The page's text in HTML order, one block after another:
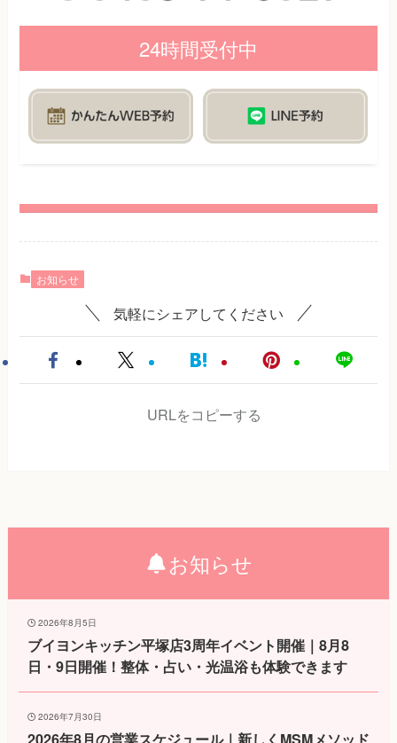
24時間受付中
お知らせ
気軽にシェアしてください
URLをコピーする
お知らせ
2026年8月5日
ブイヨンキッチン平塚店3周年イベント開催｜8月8
日・9日開催！整体・占い・光温浴も体験できます
2026年7月30日
2026年8月の営業スケジュール｜新しくMSMメソッド